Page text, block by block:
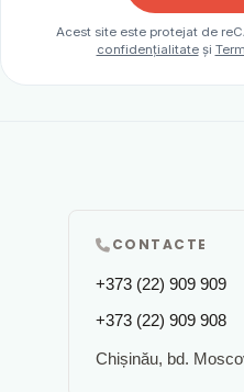
Acest site este protejat de
confidențialitateși
CONTACTE
+373 (22) 909 909
+373 (22) 909 908
Chișinău, bd.